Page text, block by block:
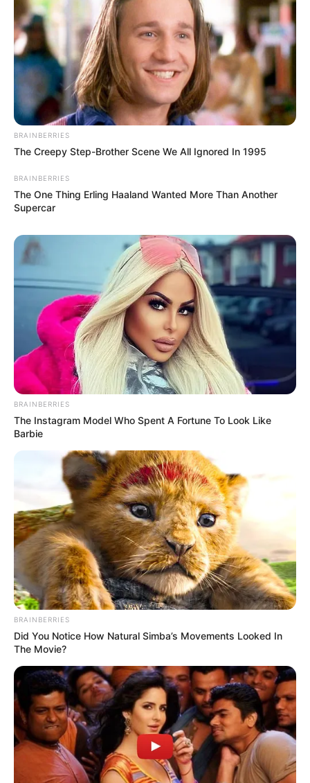
BRAINBERRIES
The Creepy Step-Brother Scene We All Ignored In 1995
BRAINBERRIES
The One Thing Erling Haaland Wanted More Than Another
Supercar
BRAINBERRIES
The Instagram Model Who Spent A Fortune To Look Like
Barbie
BRAINBERRIES
Did You Notice How Natural Simba’s Movements Looked In
The Movie?